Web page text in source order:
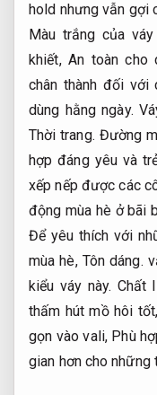
hold nhưng vẫn gợi
Màu trắng của
khiết,An toàn cho
chân thành đối với
dùng hằng ngày.
Thời trang. Đường
hợp đáng yêu và
xếp nếp được các
động mùa hè ở bãi
Để yêu thích với
mùa hè, Tôn dáng.
kiểu váy này. Chất
thấm hút mồ hôi tốt,
gọn vào vali, Phù
gian hơn cho